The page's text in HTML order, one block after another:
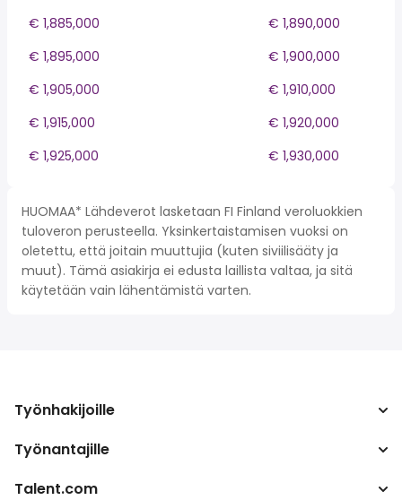
€ 1,885,000
€ 1,890,000
€ 1,895,000
€ 1,900,000
€ 1,905,000
€ 1,910,000
€ 1,915,000
€ 1,920,000
€ 1,925,000
€ 1,930,000
HUOMAA* Lähdeverot lasketaan FI Finland veroluokkien
tuloveron perusteella. Yksinkertaistamisen vuoksi on
oletettu, että joitain muuttujia (kuten siviilisääty ja
muut). Tämä asiakirja ei edusta laillista valtaa, ja sitä
käytetään vain lähentämistä varten.
Työnhakijoille
Hae työpaikkoja
Työnantajille
Yritys
Talent.com